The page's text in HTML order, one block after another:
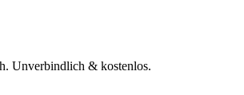
Unverbindlich & kostenlos.